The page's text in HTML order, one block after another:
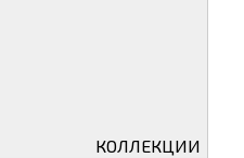
КОЛЛЕКЦИИ